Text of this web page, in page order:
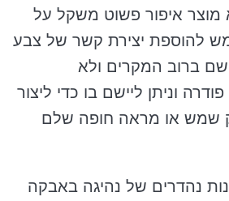
מוצר איפור פשוט משקל על
להוספת יצירת קשר של צבע
ברוב המקרים ולא
וניתן ליישם בו כדי ליצור
שמש או מראה חופה שלם
נהדרים של נהיגה באבקה